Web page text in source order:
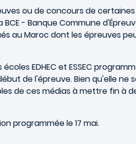
ou de concours de
- Banque Commune
au Maroc dont les épreuves
EDHEC et ESSEC
de l'épreuve. Bien qu'elle ne
de ces médias à mettre fin à
programmée le 17 mai.